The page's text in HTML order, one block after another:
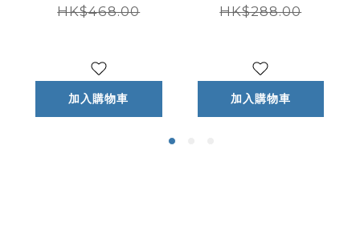
HK$468.00
加入購物車
HK$288.00
加入購物車